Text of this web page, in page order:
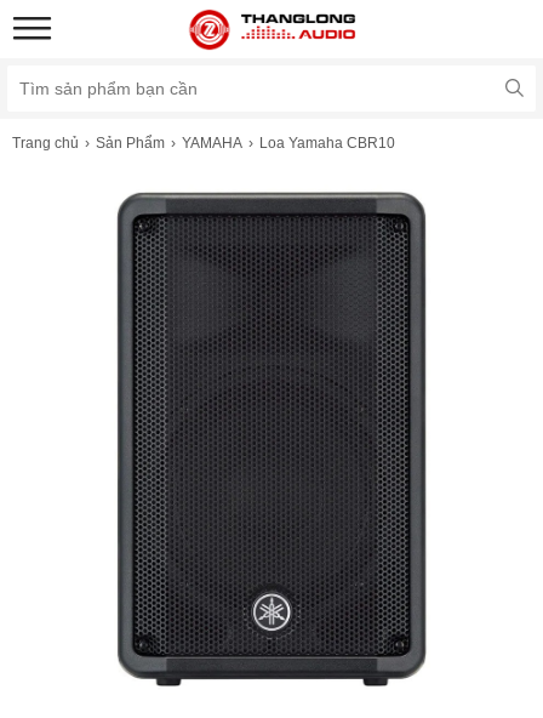
Trang chủ Sản Phẩm YAMAHA Loa Yamaha CBR10